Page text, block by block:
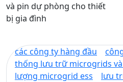
và pin dự phòng cho thiết
bị gia đình
các công ty hàng đầu
thống lưu trữ microgrids
lượng microgrid ess
lưu